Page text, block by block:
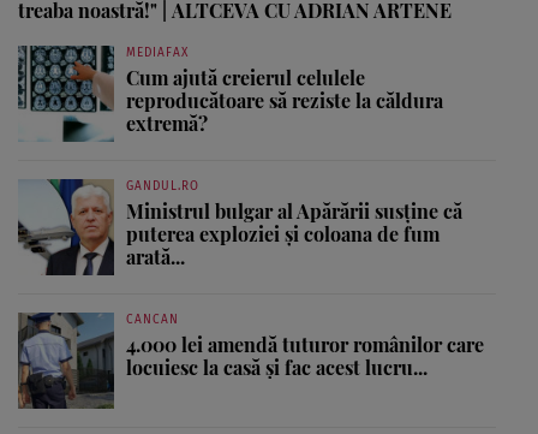
treaba noastră!" | ALTCEVA CU ADRIAN ARTENE
MEDIAFAX
Cum ajută creierul celulele
reproducătoare să reziste la căldura
extremă?
GANDUL.RO
Ministrul bulgar al Apărării susține că
puterea exploziei și coloana de fum
arată...
CANCAN
4.000 lei amendă tuturor românilor care
locuiesc la casă și fac acest lucru...